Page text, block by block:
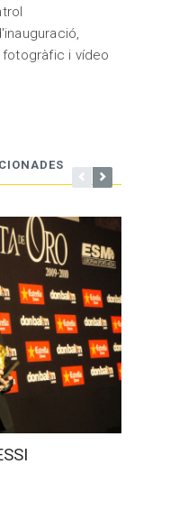
i vídeo